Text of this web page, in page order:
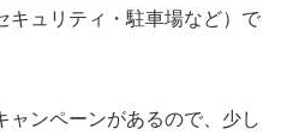
キュリティ・駐車場など）で
ャンペーンがあるので、少し